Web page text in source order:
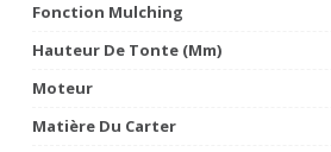
Fonction Mulching
Hauteur De Tonte (mm)
Moteur
Matière Du Carter